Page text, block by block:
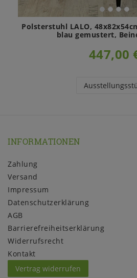
Polsterstuhl LALO,
blau gemustert,
447,00
INFORMATIONEN
Zahlung
Versand
Impressum
Daten­schutz­erklärung
AGB
Barrierefreiheitserklärung
Widerrufs­recht
Kontakt
Vertrag widerrufen